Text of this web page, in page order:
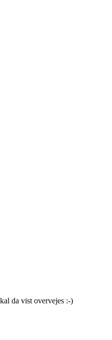
da vist overvejes :-)